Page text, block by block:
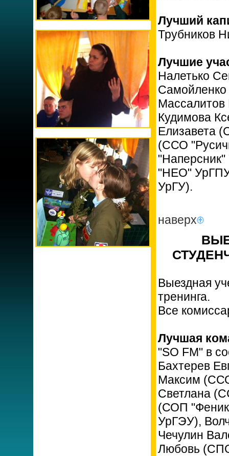
Лучший
Трубников
Лучшие
Налетько
Кудимова
Елизавета
(ССО
"НЕО"
УрГУ).
наверх
Выездная
тренинга.
Все
Лучшая
"SO FM" в
Бахтерев
Максим
Светлана
(СОП
УрГЭУ),
Чечулин
Любовь